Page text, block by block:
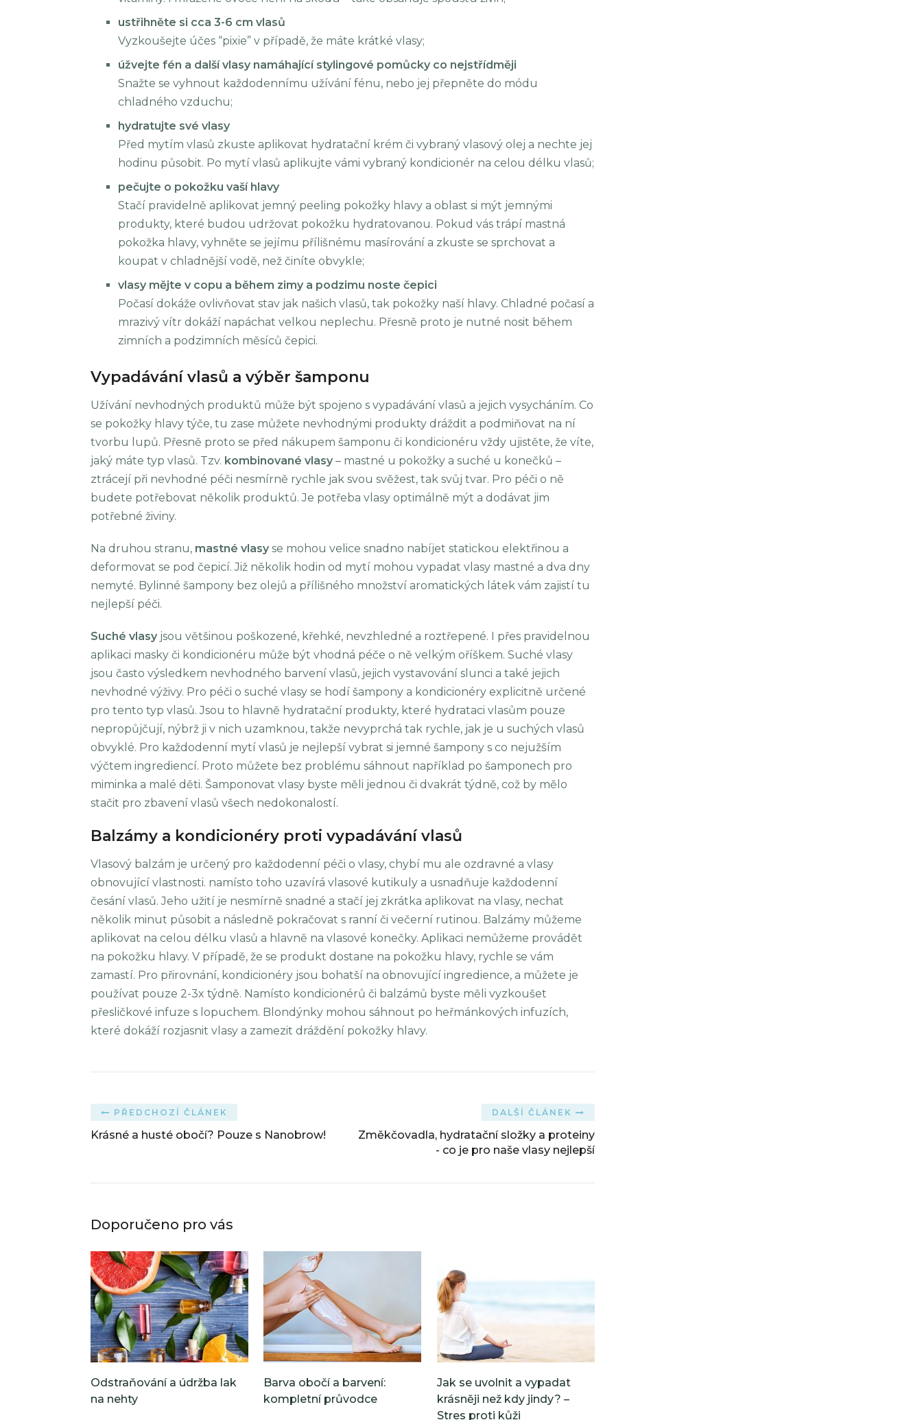
ustřihněte si cca 3-6 cm vlasů
Vyzkoušejte účes “pixie” v případě, že máte krátké vlasy;
úžvejte fén a další vlasy namáhající stylingové pomůcky co nejstřídměji
Snažte se vyhnout každodennímu užívání fénu, nebo jej přepněte do módu
chladného vzduchu;
hydratujte své vlasy
Před mytím vlasů zkuste aplikovat hydratační krém či vybraný vlasový olej a nechte jej
hodinu působit. Po mytí vlasů aplikujte vámi vybraný kondicionér na celou délku vlasů;
pečujte o pokožku vaší hlavy
Stačí pravidelně aplikovat jemný peeling pokožky hlavy a oblast si mýt jemnými
produkty, které budou udržovat pokožku hydratovanou. Pokud vás trápí mastná
pokožka hlavy, vyhněte se jejímu přílišnému masírování a zkuste se sprchovat a
koupat v chladnější vodě, než činíte obvykle;
vlasy mějte v copu a během zimy a podzimu noste čepici
Počasí dokáže ovlivňovat stav jak našich vlasů, tak pokožky naší hlavy. Chladné počasí a
mrazivý vítr dokáží napáchat velkou neplechu. Přesně proto je nutné nosit během
zimních a podzimních měsíců čepici.
Vypadávání vlasů a výběr šamponu
Užívání nevhodných produktů může být spojeno s vypadávání vlasů a jejich vysycháním. Co
se pokožky hlavy týče, tu zase můžete nevhodnými produkty dráždit a podmiňovat na ní
tvorbu lupů. Přesně proto se před nákupem šamponu či kondicionéru vždy ujistěte, že víte,
jaký máte typ vlasů. Tzv. kombinované vlasy – mastné u pokožky a suché u konečků –
ztrácejí při nevhodné péči nesmírně rychle jak svou svěžest, tak svůj tvar. Pro péči o ně
budete potřebovat několik produktů. Je potřeba vlasy optimálně mýt a dodávat jim
potřebné živiny.
Na druhou stranu, mastné vlasy se mohou velice snadno nabíjet statickou elektřinou a
deformovat se pod čepicí. Již několik hodin od mytí mohou vypadat vlasy mastné a dva dny
nemyté. Bylinné šampony bez olejů a přílišného množství aromatických látek vám zajistí tu
nejlepší péči.
Suché vlasy jsou většinou poškozené, křehké, nevzhledné a roztřepené. I přes pravidelnou
aplikaci masky či kondicionéru může být vhodná péče o ně velkým oříškem. Suché vlasy
jsou často výsledkem nevhodného barvení vlasů, jejich vystavování slunci a také jejich
nevhodné výživy. Pro péči o suché vlasy se hodí šampony a kondicionéry explicitně určené
pro tento typ vlasů. Jsou to hlavně hydratační produkty, které hydrataci vlasům pouze
nepropůjčují, nýbrž ji v nich uzamknou, takže nevyprchá tak rychle, jak je u suchých vlasů
obvyklé. Pro každodenní mytí vlasů je nejlepší vybrat si jemné šampony s co nejužším
výčtem ingrediencí. Proto můžete bez problému sáhnout například po šamponech pro
miminka a malé děti. Šamponovat vlasy byste měli jednou či dvakrát týdně, což by mělo
stačit pro zbavení vlasů všech nedokonalostí.
Balzámy a kondicionéry proti vypadávání vlasů
Vlasový balzám je určený pro každodenní péči o vlasy, chybí mu ale ozdravné a vlasy
obnovující vlastnosti. namísto toho uzavírá vlasové kutikuly a usnadňuje každodenní
česání vlasů. Jeho užití je nesmírně snadné a stačí jej zkrátka aplikovat na vlasy, nechat
několik minut působit a následně pokračovat s ranní či večerní rutinou. Balzámy můžeme
aplikovat na celou délku vlasů a hlavně na vlasové konečky. Aplikaci nemůžeme provádět
na pokožku hlavy. V případě, že se produkt dostane na pokožku hlavy, rychle se vám
zamastí. Pro přirovnání, kondicionéry jsou bohatší na obnovující ingredience, a můžete je
používat pouze 2-3x týdně. Namísto kondicionérů či balzámů byste měli vyzkoušet
přesličkové infuze s lopuchem. Blondýnky mohou sáhnout po heřmánkových infuzích,
které dokáží rozjasnit vlasy a zamezit dráždění pokožky hlavy.
PŘEDCHOZÍ ČLÁNEK
Krásné a husté obočí? Pouze s Nanobrow!
DALŠÍ ČLÁNEK
Změkčovadla, hydratační složky a proteiny
- co je pro naše vlasy nejlepší
Doporučeno pro vás
Odstraňování a údržba lak
na nehty
Barva obočí a barvení:
kompletní průvodce
Jak se uvolnit a vypadat
krásněji než kdy jindy? –
Stres proti kůži